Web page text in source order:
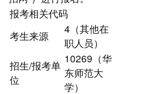
报考相关代码
考生来源
4（其他在
职人员）
招生/报考单
位
10269（华
东师范大
学）